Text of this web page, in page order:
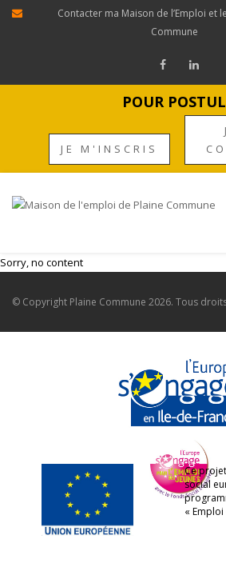
Contacter ma Maison de l’Emploi et
Commune
POUR
JE M'INSCRIS
Sorry, no content
© Copyright Plaine Commune 2026. Tous
Ce
social
«